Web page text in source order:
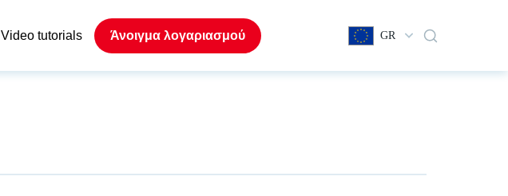
Video tutorials Άνοιγμα λογαριασμού GR